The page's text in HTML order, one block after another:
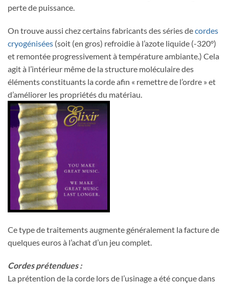
perte de puissance.
On trouve aussi chez certains fabricants des séries decordes
cryogénisées (soit (en gros) refroidie à l’azote liquide (-320°)
et remontée progressivement à température ambiante.) Cela
agit à l’intérieur même de la structure moléculaire des
éléments constituants la corde afin « remettre de l’ordre » et
d’améliorer les propriétés du matériau.
Ce type de traitements augmente généralement la facture de
quelques euros à l’achat d’un jeu complet.
Cordes prétendues :
La prétention de la corde lors de l’usinage a été conçue dans